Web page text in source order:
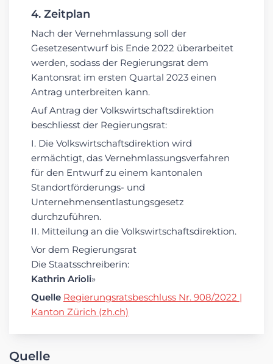
4. Zeitplan
Nach der Vernehmlassung soll der
Gesetzesentwurf bis Ende 2022 überarbeitet
werden, sodass der Regierungsrat dem
Kantonsrat im ersten Quartal 2023 einen
Antrag unterbreiten kann.
Auf Antrag der Volkswirtschaftsdirektion
beschliesst der Regierungsrat:
I. Die Volkswirtschaftsdirektion wird
ermächtigt, das Vernehmlassungsverfahren
für den Entwurf zu einem kantonalen
Standortförderungs- und
Unternehmensentlastungsgesetz
durchzuführen.
II. Mitteilung an die Volkswirtschaftsdirektion.
Vor dem Regierungsrat
Die Staatsschreiberin:
Kathrin Arioli»
Quelle Regierungsratsbeschluss Nr. 908/2022 |
Kanton Zürich (zh.ch)
Quelle